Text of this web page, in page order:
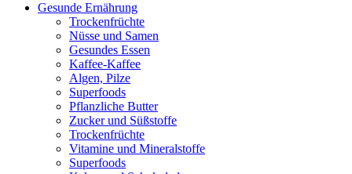
Gesunde Ernährung
Trockenfrüchte
Nüsse und Samen
Gesundes Essen
Kaffee-Kaffee
Algen, Pilze
Superfoods
Pflanzliche Butter
Zucker und Süßstoffe
Trockenfrüchte
Vitamine und Mineralstoffe
Superfoods